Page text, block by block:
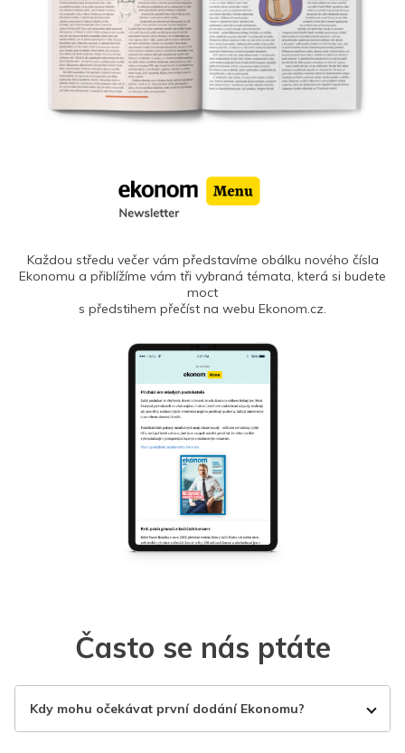
Každou středu večer vám představíme obálku nového čísla
Ekonomu a přiblížíme vám tři vybraná témata, která si budete
moct
s předstihem přečíst na webu Ekonom.cz.
Často se nás ptáte
Kdy mohu očekávat první dodání Ekonomu?